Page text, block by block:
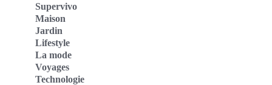
Supervivo
Maison
Jardin
Lifestyle
La mode
Voyages
Technologie